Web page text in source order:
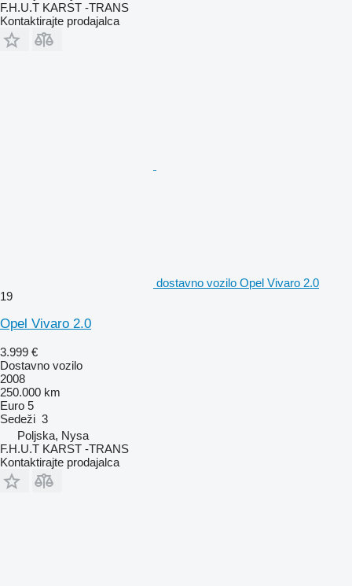
F.H.U.T KARST -TRANS
Kontaktirajte prodajalca
dostavno vozilo Opel Vivaro 2.0
19
Opel Vivaro 2.0
3.999 €
Dostavno vozilo
2008
250.000 km
Euro 5
Sedeži 3
Poljska, Nysa
F.H.U.T KARST -TRANS
Kontaktirajte prodajalca